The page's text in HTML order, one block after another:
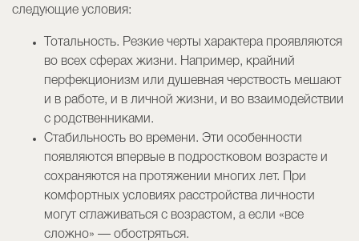
следующие условия:
Тотальность. Резкие черты характера проявляются
во всех сферах жизни. Например, крайний
перфекционизм или душевная черствость мешают
и в работе, и в личной жизни, и во взаимодействии
с родственниками.
Стабильность во времени. Эти особенности
появляются впервые в подростковом возрасте и
сохраняются на протяжении многих лет. При
комфортных условиях расстройства личности
могут сглаживаться с возрастом, а если «все
сложно» — обостряться.